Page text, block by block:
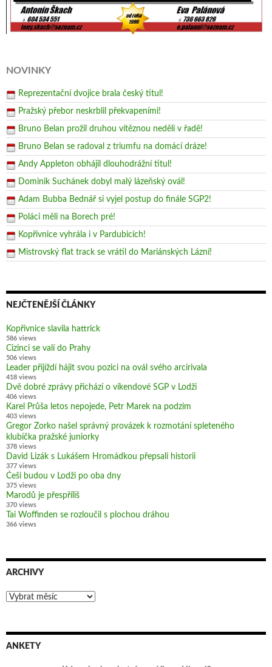
NOVINKY
Reprezentační dvojice brala český titul!
Pražský přebor neskrblil překvapeními!
Bruno Belan prožil druhou vítěznou neděli v řadě!
Bruno Belan se radoval z triumfu na domácí dráze!
Andy Appleton obhájil dlouhodrážní titul!
Dominik Suchánek dobyl malý lázeňský ovál!
Adam Bubba Bednář si vyjel postup do finále SGP2!
Poláci měli na Borech pré!
Kopřivnice vyhrála i v Pardubicích!
Mistrovský flat track se vrátil do Mariánských Lázní!
NEJČTENĚJŠÍ ČLÁNKY
Kopřivnice slavila hattrick
586 views
Cizinci se valí do Prahy
506 views
Leader přijíždí hájit svou pozici na ovál svého arcirivala
418 views
Dvě dobré zprávy přichází o víkendové SGP v Lodži
406 views
Karel Průša letos nepojede, Petr Marek na podzim
403 views
Gregor Zorko našel správný provázek k rozmotání spleteného
klubíčka pražské juniorky
378 views
David Lizák s Lukášem Hromádkou přepsali historii
377 views
Češi budou v Lodži po oba dny
375 views
Marodů je přespříliš
370 views
Tai Woffinden se rozloučil s plochou dráhou
366 views
ARCHIVY
Archivy
ANKETY